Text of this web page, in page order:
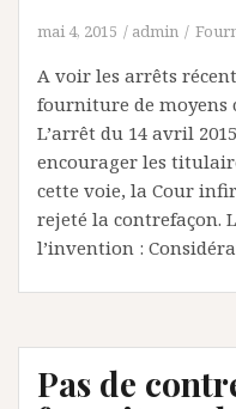
mai 4, 2015 admin
A voir les arrêts
fourniture de moyens
L’arrêt du 14 avril
encourager les
cette voie, la Cour
rejeté la contrefaçon.
l’invention :
Pas de